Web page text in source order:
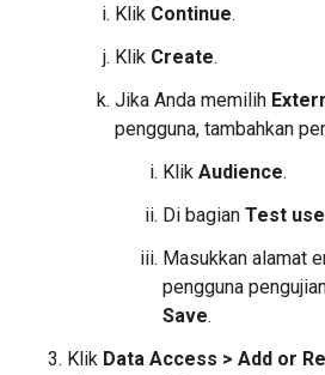
Klik Continue.
Klik Create.
Jika Anda memilih
pengguna, tambahkan
Klik Audience.
Di bagian Test
Masukkan alamat
pengguna
Save.
Klik Data Access > Add or